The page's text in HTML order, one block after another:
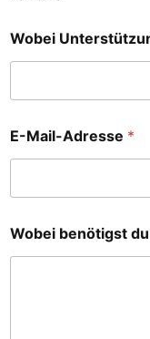
Wobei
E-Mail-Adresse *
Wobei benötigst